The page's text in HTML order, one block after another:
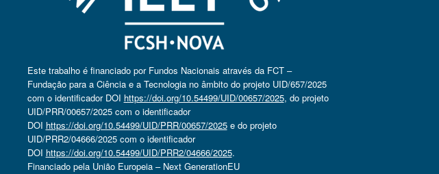
Este trabalho é financiado por Fundos Nacionais através da FCT –
Fundação para a Ciência e a Tecnologia no âmbito do projeto UID/657/2025
com o identificador DOI https://doi.org/10.54499/UID/00657/2025, do projeto
UID/PRR/00657/2025 com o identificador
DOI https://doi.org/10.54499/UID/PRR/00657/2025e do projeto
UID/PRR2/04666/2025 com o identificador
DOI https://doi.org/10.54499/UID/PRR2/04666/2025.
Financiado pela União Europeia – Next GenerationEU